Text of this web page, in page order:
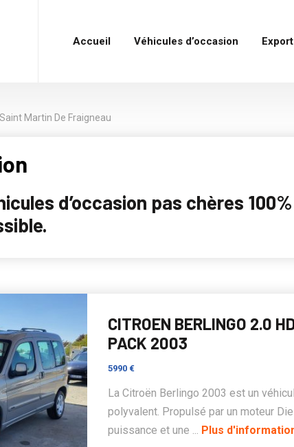
Accueil Véhicules d’occasion Export
Saint Martin De Fraigneau
d’occasion pas chères
CITROEN BERLINGO 2.0
PACK 2003
5990 €
La Citroën Berlingo 2003 est un
polyvalent. Propulsé par un moteur
puissance et une ... Plus